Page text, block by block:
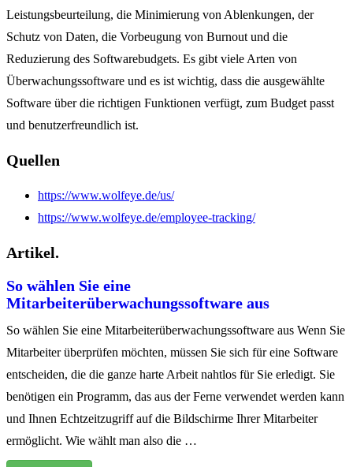
Leistungsbeurteilung, die Minimierung von Ablenkungen, der
Schutz von Daten, die Vorbeugung von Burnout und die
Reduzierung des Softwarebudgets. Es gibt viele Arten von
Überwachungssoftware und es ist wichtig, dass die ausgewählte
Software über die richtigen Funktionen verfügt, zum Budget passt
und benutzerfreundlich ist.
Quellen
https://www.wolfeye.de/us/
https://www.wolfeye.de/employee-tracking/
Artikel.
So wählen Sie eine
Mitarbeiterüberwachungssoftware aus
So wählen Sie eine Mitarbeiterüberwachungssoftware aus Wenn Sie
Mitarbeiter überprüfen möchten, müssen Sie sich für eine Software
entscheiden, die die ganze harte Arbeit nahtlos für Sie erledigt. Sie
benötigen ein Programm, das aus der Ferne verwendet werden kann
und Ihnen Echtzeitzugriff auf die Bildschirme Ihrer Mitarbeiter
ermöglicht. Wie wählt man also die …